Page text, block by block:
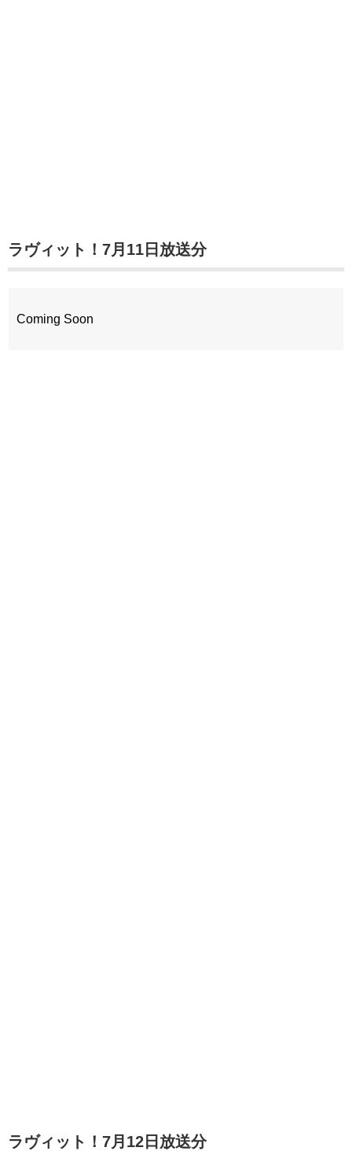
ラヴィット！7月11日放送分
Coming Soon
ラヴィット！7月12日放送分